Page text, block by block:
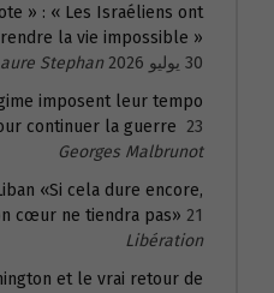
» : « Les Israéliens ont
la vie impossible »
30 يوليو 2026
Stephan
imposent leur tempo
continuer la guerre 23 يوليو 2026
Georges Malbrunot
«Si cela dure encore,
cœur ne tiendra pas» 21 يوليو 2026
Libération
et le vrai retour de